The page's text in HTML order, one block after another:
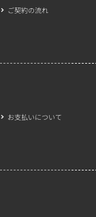
ご契約の流れ
お支払いについて